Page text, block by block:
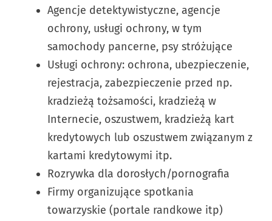
Agencje detektywistyczne, agencje
ochrony, usługi ochrony, w tym
samochody pancerne, psy stróżujące
Usługi ochrony: ochrona, ubezpieczenie,
rejestracja, zabezpieczenie przed np.
kradzieżą tożsamości, kradzieżą w
Internecie, oszustwem, kradzieżą kart
kredytowych lub oszustwem związanym z
kartami kredytowymi itp.
Rozrywka dla dorosłych/pornografia
Firmy organizujące spotkania
towarzyskie (portale randkowe itp)